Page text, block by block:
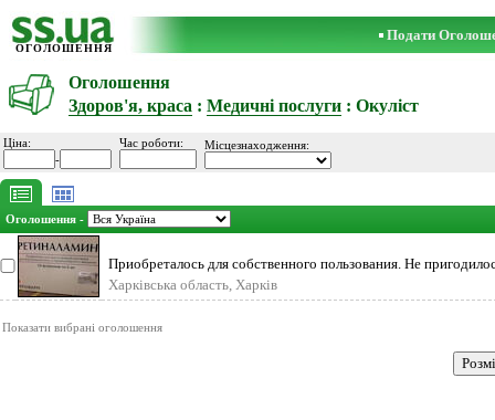
ОГОЛОШЕННЯ
Подати
Оголошення
Здоров'я, краса : Медичні послуги : Окуліст
Ціна:
-
Час роботи: Місцезнаходження:
Оголошення -
Приобреталось для собственного пользования. Не
Харківська область, Харків
Показати вибрані оголошення